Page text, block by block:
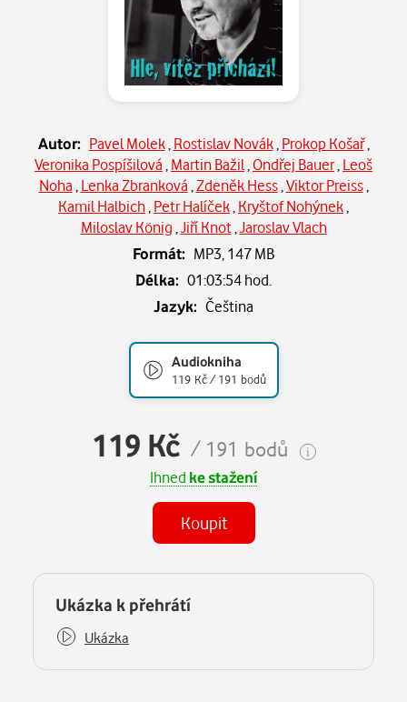
Autor: Pavel Molek, Rostislav Novák, Prokop Košař,
Veronika Pospíšilová Martin Bažil Ondřej Bauer, Leoš
Noha Lenka Zbranková Zdeněk Hess, Viktor Preiss,
Kamil Halbich Petr Halíček Kryštof Nohýnek
Miloslav König Jiří Knot, Jaroslav Vlach
Formát: MP3, 147 MB
Délka: 01:03:54 hod.
Jazyk: Čeština
Audiokniha
119 Kč / 191 bodů
119 Kč / 191 bodů
Ihned ke stažení
Koupit
Některé kapitoly již máte zakoupeny.
Ukázka k přehrátí
Ukázka